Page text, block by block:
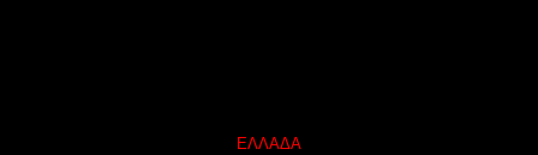
ΕΛΛΆΔΑ